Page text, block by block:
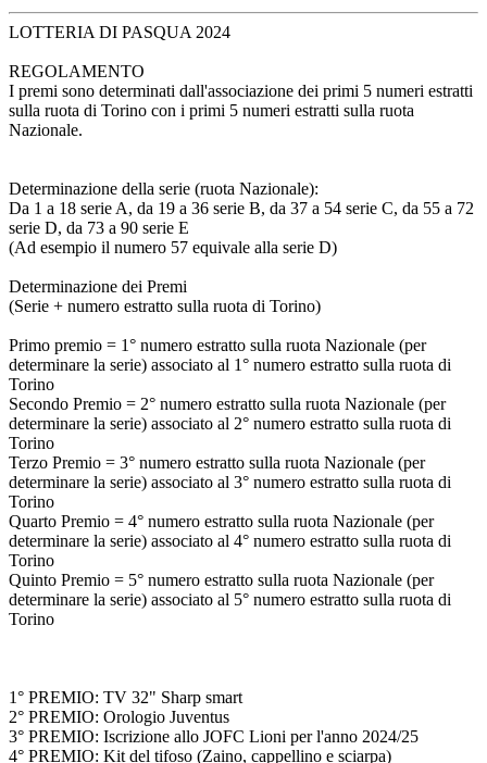
LOTTERIA DI PASQUA 2024
REGOLAMENTO
I premi sono determinati dall'associazione dei primi 5 numeri estratti
sulla ruota di Torino con i primi 5 numeri estratti sulla ruota
Nazionale.
Determinazione della serie (ruota Nazionale):
Da 1 a 18 serie A, da 19 a 36 serie B, da 37 a 54 serie C, da 55 a 72
serie D, da 73 a 90 serie E
(Ad esempio il numero 57 equivale alla serie D)
Determinazione dei Premi
(Serie + numero estratto sulla ruota di Torino)
Primo premio = 1° numero estratto sulla ruota Nazionale (per
determinare la serie) associato al 1° numero estratto sulla ruota di
Torino
Secondo Premio = 2° numero estratto sulla ruota Nazionale (per
determinare la serie) associato al 2° numero estratto sulla ruota di
Torino
Terzo Premio = 3° numero estratto sulla ruota Nazionale (per
determinare la serie) associato al 3° numero estratto sulla ruota di
Torino
Quarto Premio = 4° numero estratto sulla ruota Nazionale (per
determinare la serie) associato al 4° numero estratto sulla ruota di
Torino
Quinto Premio = 5° numero estratto sulla ruota Nazionale (per
determinare la serie) associato al 5° numero estratto sulla ruota di
Torino
1° PREMIO: TV 32" Sharp smart
2° PREMIO: Orologio Juventus
3° PREMIO: Iscrizione allo JOFC Lioni per l'anno 2024/25
4° PREMIO: Kit del tifoso (Zaino, cappellino e sciarpa)